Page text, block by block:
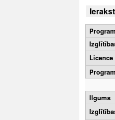
Ilgums